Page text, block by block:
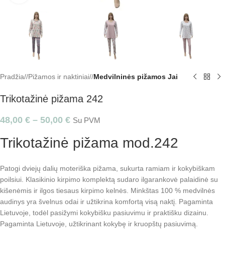
Pradžia/ Pižamos ir naktiniai/ Medvilninės pižamos Jai
Trikotažinė pižama 242
48,00 € – 50,00 € Su PVM
Trikotažinė pižama mod.242
Patogi dviejų dalių moteriška pižama, sukurta ramiam ir kokybiškam
poilsiui. Klasikinio kirpimo komplektą sudaro ilgarankovė palaidinė su
kišenėmis ir ilgos tiesaus kirpimo kelnės. Minkštas 100 % medvilnės
audinys yra švelnus odai ir užtikrina komfortą visą naktį. Pagaminta
Lietuvoje, todėl pasižymi kokybišku pasiuvimu ir praktišku dizainu.
Pagaminta Lietuvoje, užtikrinant kokybę ir kruopštų pasiuvimą.